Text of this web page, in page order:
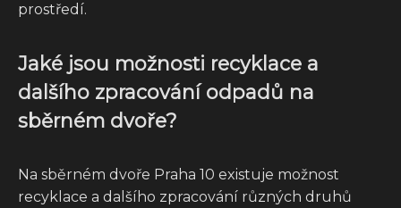
prostředí.
Jaké jsou možnosti recyklace a
dalšího zpracování odpadů na
sběrném dvoře?
Na sběrném dvoře Praha 10 existuje možnost
recyklace a dalšího zpracování různých druhů